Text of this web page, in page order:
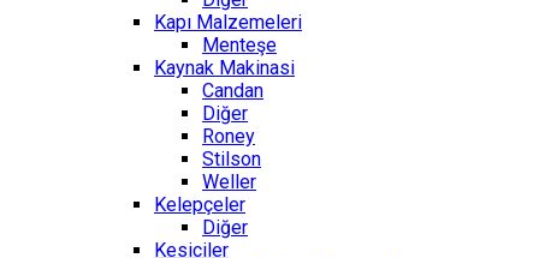
Kapı Malzemeleri
Menteşe
Kaynak Makinasi
Candan
Diğer
Roney
Stilson
Weller
Kelepçeler
Diğer
Kesiciler